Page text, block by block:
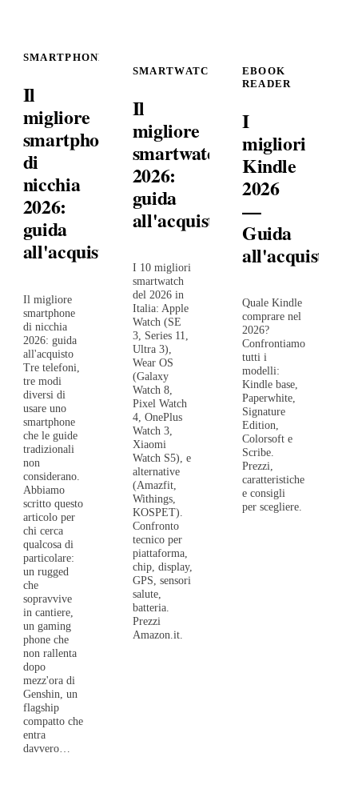
SMARTPHONE
Il
migliore
smartphone
di
nicchia
2026:
guida
all'acquisto
Il migliore
smartphone
di nicchia
2026: guida
all'acquisto
Tre telefoni,
tre modi
diversi di
usare uno
smartphone
che le guide
tradizionali
non
considerano.
Abbiamo
scritto questo
articolo per
chi cerca
qualcosa di
particolare:
un rugged
che
sopravvive
in cantiere,
un gaming
phone che
non rallenta
dopo
mezz'ora di
Genshin, un
flagship
compatto che
entra
davvero…
SMARTWATCH
Il
migliore
smartwatch
2026:
guida
all'acquisto
I 10 migliori
smartwatch
del 2026 in
Italia: Apple
Watch (SE
3, Series 11,
Ultra 3),
Wear OS
(Galaxy
Watch 8,
Pixel Watch
4, OnePlus
Watch 3,
Xiaomi
Watch S5), e
alternative
(Amazfit,
Withings,
KOSPET).
Confronto
tecnico per
piattaforma,
chip, display,
GPS, sensori
salute,
batteria.
Prezzi
Amazon.it.
EBOOK
READER
I
migliori
Kindle
2026
—
Guida
all'acquisto
Quale Kindle
comprare nel
2026?
Confrontiamo
tutti i
modelli:
Kindle base,
Paperwhite,
Signature
Edition,
Colorsoft e
Scribe.
Prezzi,
caratteristiche
e consigli
per scegliere.